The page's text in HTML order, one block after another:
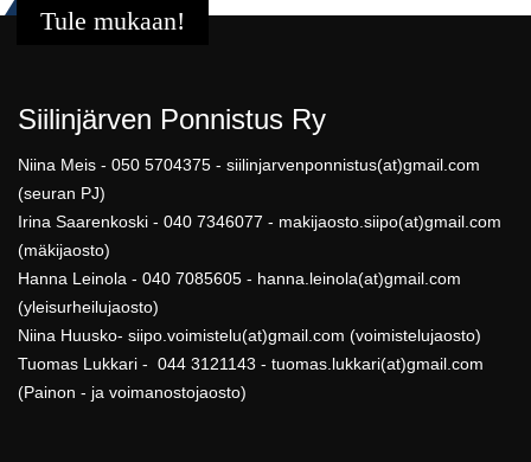
Tule mukaan!
Siilinjärven Ponnistus Ry
Niina Meis - 050 5704375 - siilinjarvenponnistus(at)gmail.com
(seuran PJ)
Irina Saarenkoski - 040 7346077 - makijaosto.siipo(at)gmail.com
(mäkijaosto)
Hanna Leinola - 040 7085605 - hanna.leinola(at)gmail.com
(yleisurheilujaosto)
Niina Huusko- siipo.voimistelu(at)gmail.com (voimistelujaosto)
Tuomas Lukkari - 044 3121143 - tuomas.lukkari(at)gmail.com
(Painon - ja voimanostojaosto)